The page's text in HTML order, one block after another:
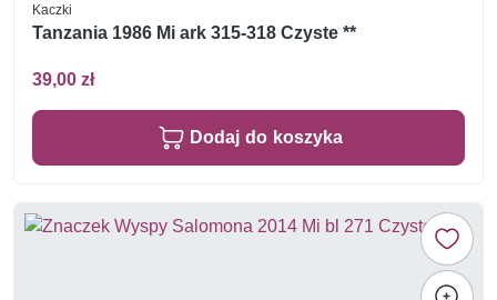
Kaczki
Tanzania 1986 Mi ark 315-318 Czyste **
39,00 zł
Dodaj do koszyka